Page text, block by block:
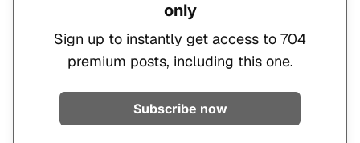
only
Sign up to instantly get access to 704
premium posts, including this one.
Subscribe now